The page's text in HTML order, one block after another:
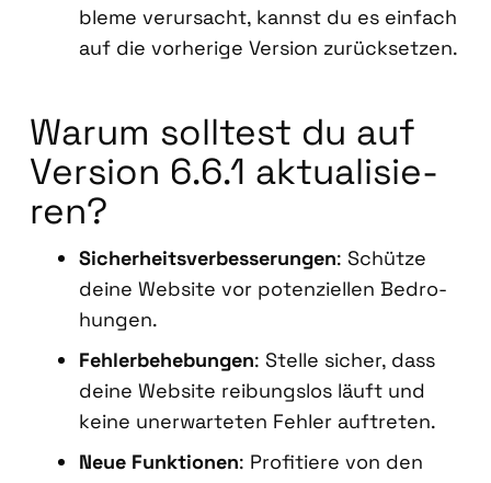
ble­me ver­ur­sacht, kannst du es ein­fach
auf die vor­he­ri­ge Ver­si­on zurück­set­zen.
War­um soll­test du auf
Ver­si­on 6.6.1 aktua­li­sie­
ren?
Sicher­heits­ver­bes­se­run­gen: Schüt­ze
dei­ne Web­site vor poten­zi­el­len Bedro­
hun­gen.
Feh­ler­be­he­bun­gen: Stel­le sicher, dass
dei­ne Web­site rei­bungs­los läuft und
kei­ne uner­war­te­ten Feh­ler auf­tre­ten.
Neue Funk­tio­nen: Pro­fi­tie­re von den